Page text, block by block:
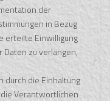
der
in Bezug
erteilte Einwilligung
zu verlangen,
durch die Einhaltung
Verantwortlichen